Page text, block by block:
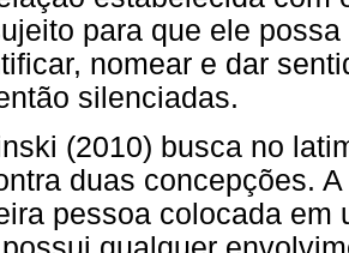
para que ele
nomear e dar
silenciadas.
(2010) busca no
duas concepções.
pessoa colocada em